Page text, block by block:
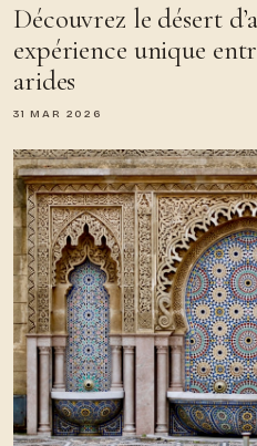
Découvrez le désert
expérience unique
arides
31 MAR 2026